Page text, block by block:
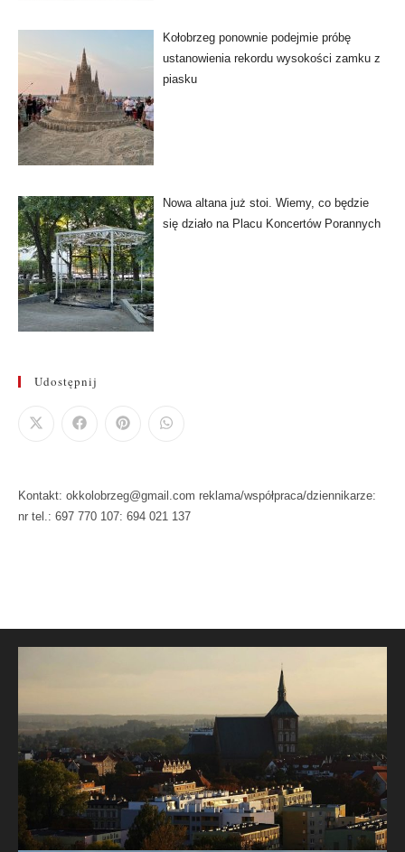
Kołobrzeg ponownie podejmie próbę
ustanowienia rekordu wysokości zamku z
piasku
Nowa altana już stoi. Wiemy, co będzie
się działo na Placu Koncertów Porannych
Udostępnij
Kontakt: okkolobrzeg@gmail.com reklama/współpraca/dziennikarze:
nr tel.: 697 770 107: 694 021 137